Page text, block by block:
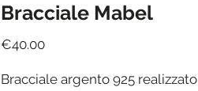
Bracciale Mabel
€40.00Price
Bracciale argento 925 realizzato